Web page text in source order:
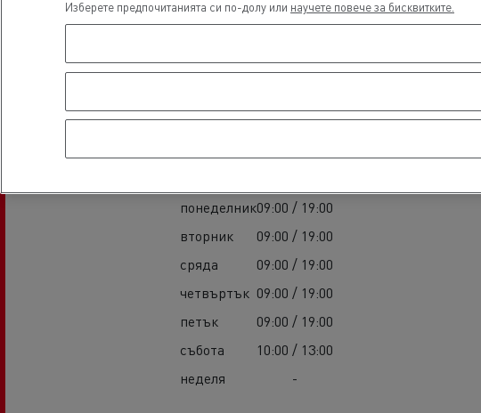
Продажби
понеделник09:00 / 19:00
вторник
09:00 / 19:00
сряда
09:00 / 19:00
четвъртък 09:00 / 19:00
петък
09:00 / 19:00
събота
10:00 / 13:00
неделя
-
Изберете предпочитанията си по-долу или научете повече за бисквитките.